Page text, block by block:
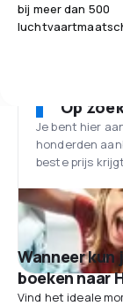
bij meer dan 500
Op
Je bent hier
honderden
beste prijs
Wanneer
boeken naar
Vind het ideale